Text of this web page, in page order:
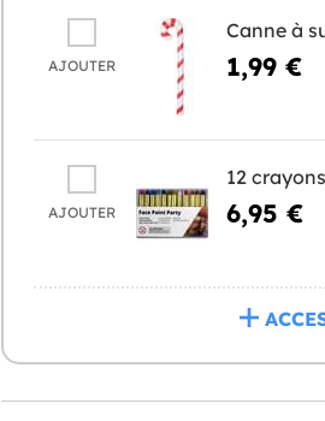
AJOUTER
Canne à
1,99 €
AJOUTER
12
6,95 €